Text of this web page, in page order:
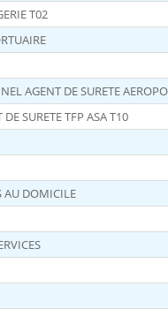
T02
AGENT DE SURETE
SURETE TFP ASA T10
AU DOMICILE